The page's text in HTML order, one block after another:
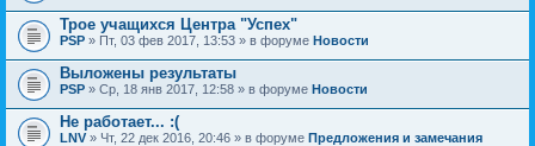
Трое учащихся Центра "Успех"
PSP » Пт, 03 фев 2017, 13:53 » в форуме Новости
Выложены результаты
PSP » Ср, 18 янв 2017, 12:58 » в форуме Новости
Не работает... :(
LNV » Чт, 22 дек 2016, 20:46 » в форуме Предложения и замечания